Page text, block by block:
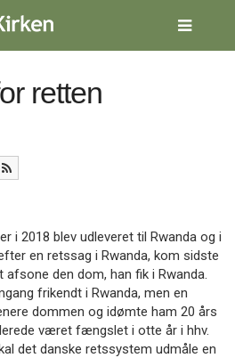
retten
i 2018 blev udleveret til Rwanda og i
en retssag i Rwanda, kom sidste
den dom, han fik i Rwanda.
frikendt i Rwanda, men en
dommen og idømte ham 20 års
været fængslet i otte år i hhv.
det danske retssystem udmåle en